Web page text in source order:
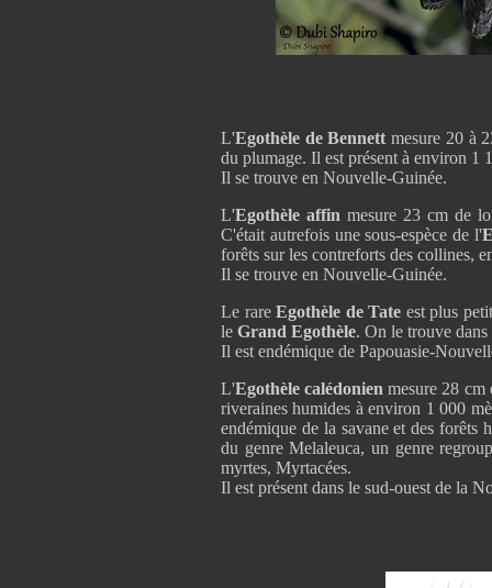
L'Egothèle de Bennettmesure 20 à
du plumage. Il est présent à environ 1
Il se trouve en Nouvelle-Guinée.
L'Egothèle affin mesure 23 cm de
C'était autrefois une sous-espèce de l'
forêts sur les contreforts des collines,
Il se trouve en Nouvelle-Guinée.
Le rare Egothèle de Tate est plus
le Grand Egothèle. On le trouve
Il est endémique de Papouasie-
L'Egothèle calédonienmesure 28 cm
riveraines humides à environ 1 000
endémique de la savane et des forêts
du genre Melaleuca, un genre
myrtes, Myrtacées.
Il est présent dans le sud-ouest de la